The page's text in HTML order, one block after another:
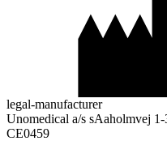
legal-manufacturer
Unomedical a/s sAaholmvej
CE0459